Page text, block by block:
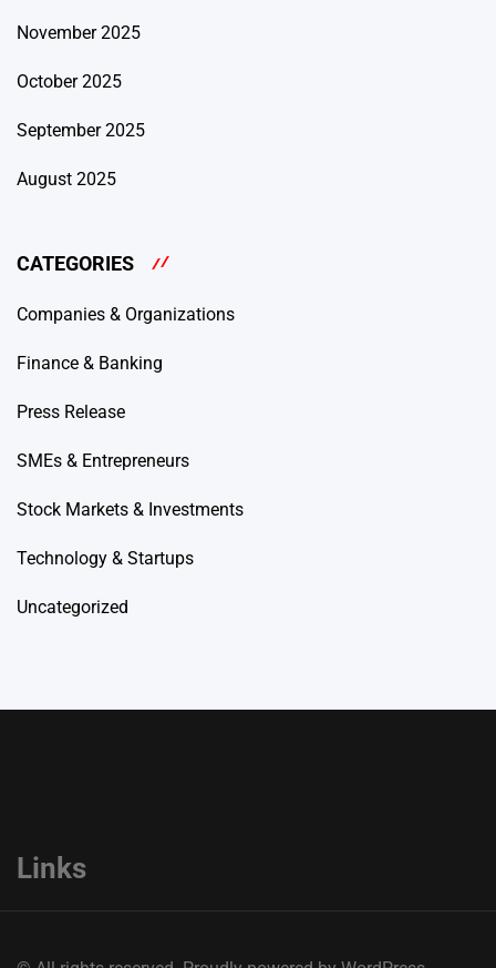
November 2025
October 2025
September 2025
August 2025
CATEGORIES
Companies & Organizations
Finance & Banking
Press Release
SMEs & Entrepreneurs
Stock Markets & Investments
Technology & Startups
Uncategorized
Links